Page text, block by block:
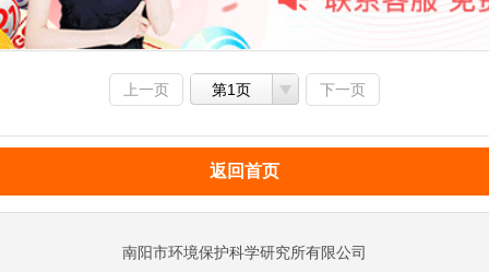
上一页 第1页 下一页
返回首页
南阳市环境保护科学研究所有限公司